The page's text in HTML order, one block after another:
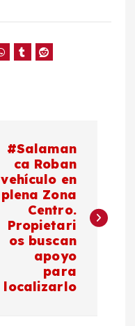
#Salaman
ca Roban
vehículo en
plena Zona
Centro.
Propietari
os buscan
apoyo
para
localizarlo